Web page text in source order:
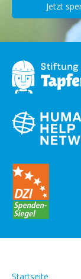
Jetzt
Startseite